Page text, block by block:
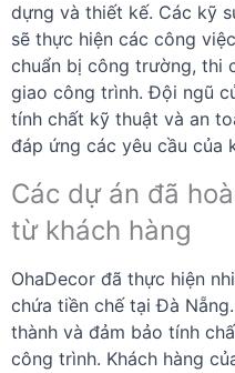
dựng và thiết kế. Các kỹ
sẽ thực hiện các công
chuẩn bị công trường, thi
giao công trình. Đội ngũ
tính chất kỹ thuật và an
đáp ứng các yêu cầu của
Các dự án đã
từ khách hàng
OhaDecor đã thực hiện
chứa tiền chế tại Đà
thành và đảm bảo tính
công trình. Khách hàng